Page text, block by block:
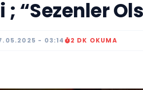
“Sezenler
- 03:14 2 DK OKUMA